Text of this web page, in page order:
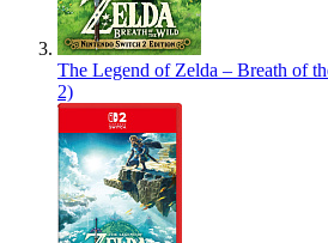
The Legend of Zelda – Breath of
2)